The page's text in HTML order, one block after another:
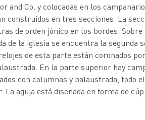
and Co. y colocadas en los
construidos en tres secciones. La
de orden jónico en los bordes.
de la iglesia se encuentra la segunda
de esta parte están coronados
En la parte superior hay
con columnas y balaustrada, todo
aguja está diseñada en forma de